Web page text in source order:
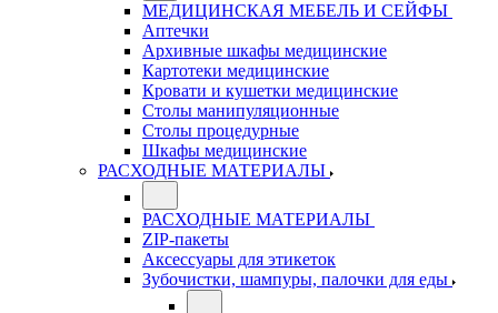
МЕДИЦИНСКАЯ МЕБЕЛЬ И СЕЙФЫ
Аптечки
Архивные шкафы медицинские
Картотеки медицинские
Кровати и кушетки медицинские
Столы манипуляционные
Столы процедурные
Шкафы медицинские
РАСХОДНЫЕ МАТЕРИАЛЫ
РАСХОДНЫЕ МАТЕРИАЛЫ
ZIP-пакеты
Аксессуары для этикеток
Зубочистки, шампуры, палочки для еды